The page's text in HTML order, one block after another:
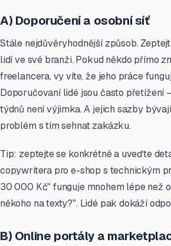
A) Doporučení a osobní síť
Stále nejdůvěryhodnější způsob.
lidí ve své branži. Pokud někdo přímo
freelancera, vy víte, že jeho práce
Doporučovaní lidé jsou často přetížení
týdnů není výjimka. A jejich sazby
problém s tím sehnat zakázku.
Tip: zeptejte se konkrétně a uveďte
copywritera pro e-shop s technickým
30 000 Kč" funguje mnohem lépe než
někoho na texty?". Lidé pak dokáží
B) Online portály a